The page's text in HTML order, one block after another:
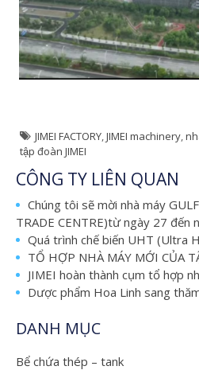
JIMEI FACTORY,JIMEI machinery,
tập đoàn JIMEI
CÔNG TY LIÊN QUAN
Chúng tôi sẽ mời nhà máy
TRADE CENTRE)từ ngày 27 đến
Quá trình chế biến UHT (Ultra
TỔ HỢP NHÀ MÁY MỚI CỦA
JIMEI hoàn thành cụm tổ hợp
Dược phẩm Hoa Linh sang
DANH MỤC
Bể chứa thép – tank